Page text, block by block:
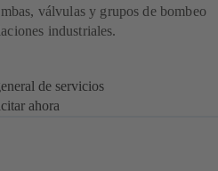
válvulas y grupos de bombeo
industriales.
de servicios
ahora